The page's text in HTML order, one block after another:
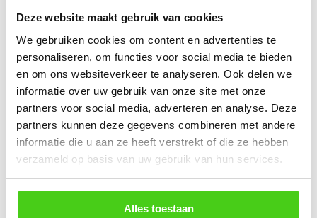
Deze website maakt gebruik van cookies
We gebruiken cookies om content en advertenties te
personaliseren, om functies voor social media te bieden
en om ons websiteverkeer te analyseren. Ook delen we
informatie over uw gebruik van onze site met onze
partners voor social media, adverteren en analyse. Deze
partners kunnen deze gegevens combineren met andere
informatie die u aan ze heeft verstrekt of die ze hebben
verzameld op basis van uw gebruik van hun services.
Alles toestaan
8MM Pistache Koord (per
€1.23incl. BTW
8MM Pistache Koord (per rol
€258.41incl. BTW
Bestel nu